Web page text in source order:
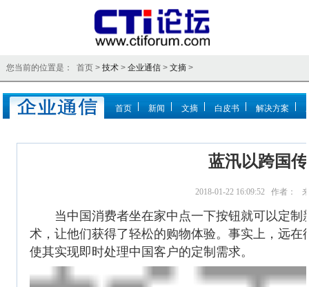
您当前的位置是： 首页 > 技术> 企业通信> 文摘>
首页 新闻 文摘 白皮书 解决方案
蓝汛以跨国
2018-01-22 16:09:52 作者：
当中国消费者坐在家中点一下按钮就可以定制
术，让他们获得了轻松的购物体验。事实上，远
使其实现即时处理中国客户的定制需求。